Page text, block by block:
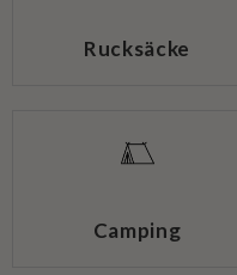
Rucksäcke
Camping